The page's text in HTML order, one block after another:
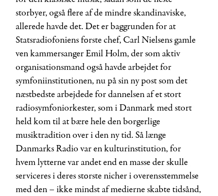
storbyer, også flere af de mindre skandinaviske,
allerede havde det. Det er baggrunden for at
Statsradiofoniens første chef, Carl Nielsens gamle
ven kammersanger Emil Holm, der som aktiv
organisationsmand også havde arbejdet for
symfoniinstitutionen, nu på sin ny post som det
næstbedste arbejdede for dannelsen af et stort
radiosymfoniorkester, som i Danmark med stort
held kom til at bære hele den borgerlige
musiktradition over i den ny tid. Så længe
Danmarks Radio var en kulturinstitution, for
hvem lytterne var andet end en masse der skulle
serviceres i deres største nicher i overensstemmelse
med den – ikke mindst af medierne skabte tidsånd,